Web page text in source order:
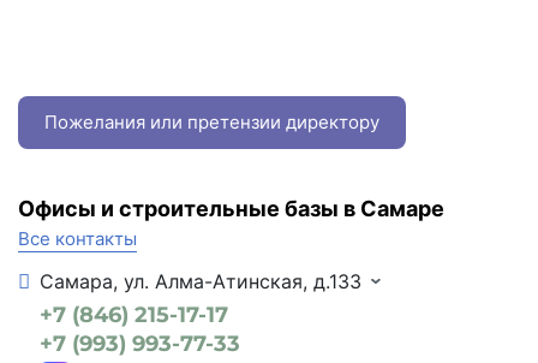
Пожелания или претензии директору
Офисы и строительные базы в Самаре
Все контакты
Самара, ул. Алма-Атинская, д.133
+7 (846) 215-17-17
+7 (993) 993-77-33